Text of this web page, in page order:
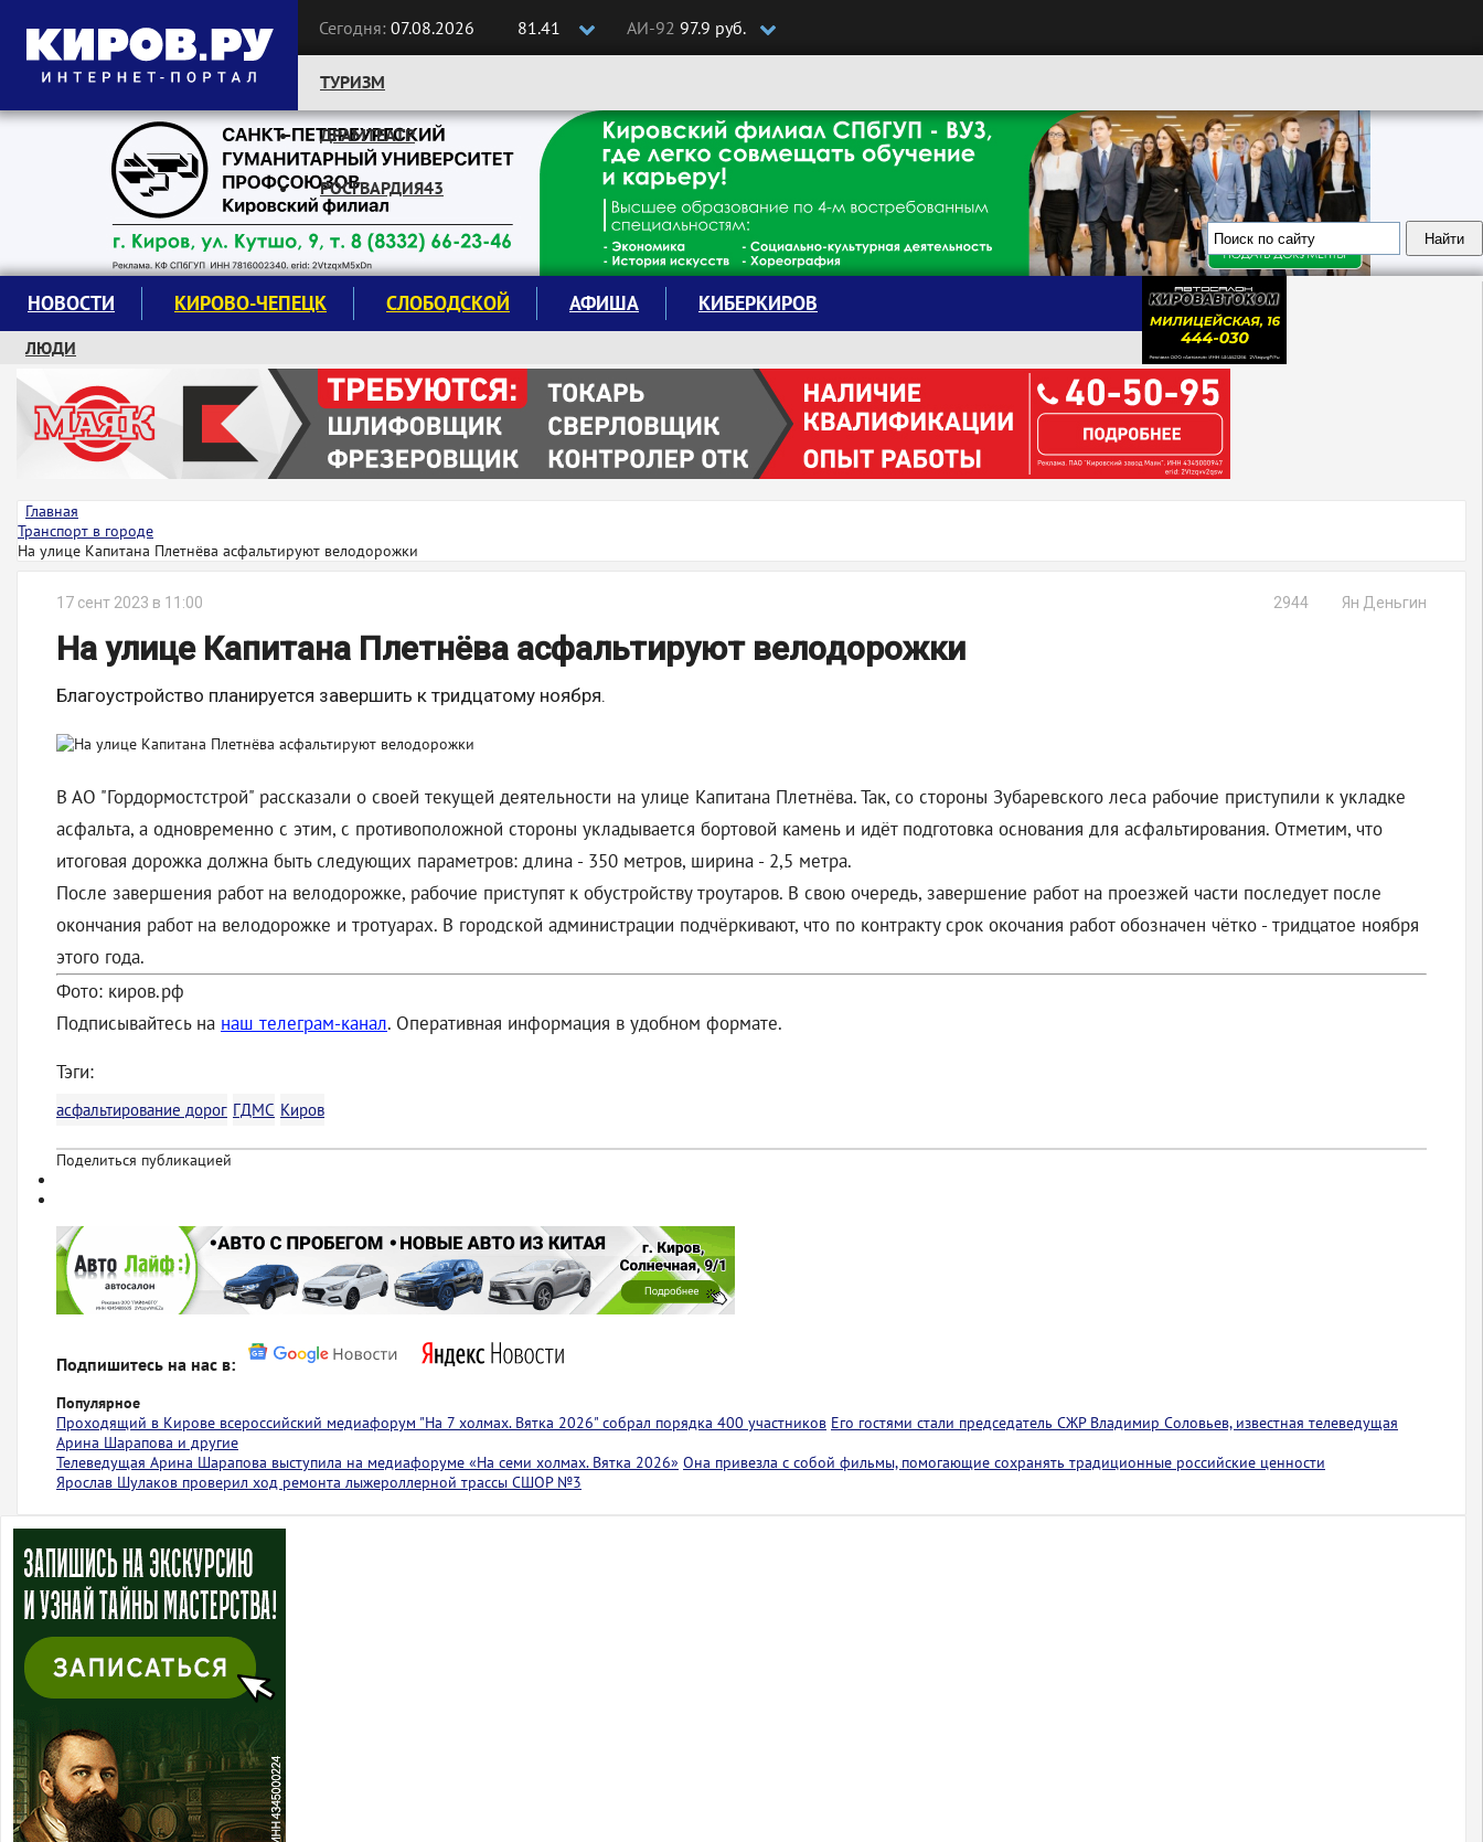
Сегодня: 07.08.2026 81.41 АИ-92 97.9 руб.
Следите за новостями:
ТУРИЗМ
ДРАМТЕАТР
РОСГВАРДИЯ43
НОВОСТИ КИРОВО-ЧЕПЕЦК СЛОБОДСКОЙ АФИША КИБЕРКИРОВ
ЛЮДИ
КРУЖКИ И СЕКЦИИ
ЗАВОДУ "МАЯК" 85 ЛЕТ
ЭКОЛОГИЯ
Главная
Транспорт в городе
На улице Капитана Плетнёва асфальтируют велодорожки
17 сент 2023 в 11:00 Ян Деньгин
2944
На улице Капитана Плетнёва асфальтируют велодорожки
Благоустройство планируется завершить к тридцатому ноября.
В АО "Гордормостстрой" рассказали о своей текущей деятельности на улице Капитана Плетнёва. Так, со стороны Зубаревского леса рабочие приступили к укладке
асфальта, а одновременно с этим, с противоположной стороны укладывается бортовой камень и идёт подготовка основания для асфальтирования. Отметим, что
итоговая дорожка должна быть следующих параметров: длина - 350 метров, ширина - 2,5 метра.
После завершения работ на велодорожке, рабочие приступят к обустройству троутаров. В свою очередь, завершение работ на проезжей части последует после
окончания работ на велодорожке и тротуарах. В городской администрации подчёркивают, что по контракту срок окочания работ обозначен чётко - тридцатое ноября
этого года.
Фото: киров.рф
Подписывайтесь на наш телеграм-канал. Оперативная информация в удобном формате.
Тэги:
асфальтирование дорог ГДМС Киров
Поделиться публикацией
Подпишитесь на нас в:
Популярное
Проходящий в Кирове всероссийский медиафорум "На 7 холмах. Вятка 2026" собрал порядка 400 участников Его гостями стали председатель СЖР Владимир Соловьев, известная телеведущая
Арина Шарапова и другие
Телеведущая Арина Шарапова выступила на медиафоруме «На семи холмах. Вятка 2026» Она привезла с собой фильмы, помогающие сохранять традиционные российские ценности
Ярослав Шулаков проверил ход ремонта лыжероллерной трассы СШОР №3